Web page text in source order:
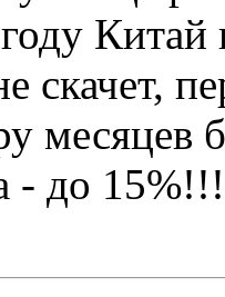
скачет,
месяцев
- до